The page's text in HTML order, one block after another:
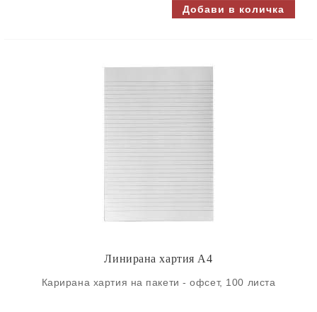
Линирана хартия А4
Карирана хартия на пакети - офсет, 100 листа